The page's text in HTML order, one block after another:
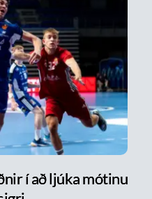
í að ljúka mótinu